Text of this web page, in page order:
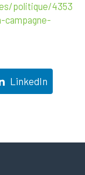
politique/4353
LinkedIn